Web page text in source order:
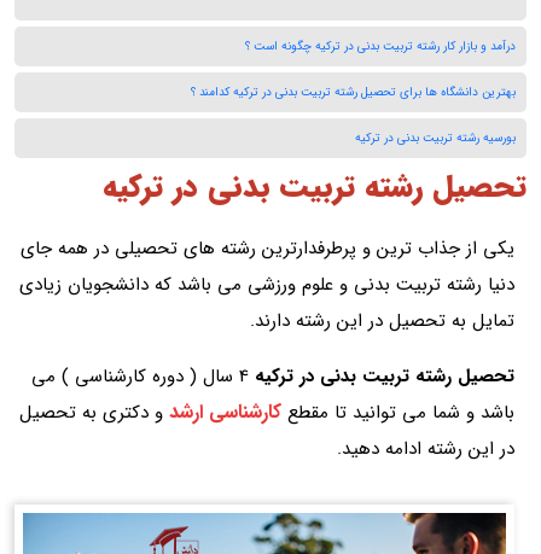
درآمد و بازار کار رشته تربیت بدنی در ترکیه چگونه است ؟
بهترین دانشگاه ها برای تحصیل رشته تربیت بدنی در ترکیه کدامند ؟
بورسیه رشته تربیت بدنی در ترکیه
تحصیل رشته تربیت بدنی در ترکیه
یکی از جذاب ترین و پرطرفدارترین رشته های تحصیلی در همه جای
دنیا رشته تربیت بدنی و علوم ورزشی می باشد که دانشجویان زیادی
تمایل به تحصیل در این رشته دارند.
تحصیل رشته تربیت بدنی در ترکیه
4 سال ( دوره کارشناسی ) می
باشد و شما می توانید تا مقطع کارشناسی ارشد و دکتری به تحصیل
در این رشته ادامه دهید.